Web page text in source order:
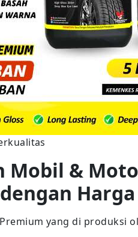
Mobil &
yang di produksi